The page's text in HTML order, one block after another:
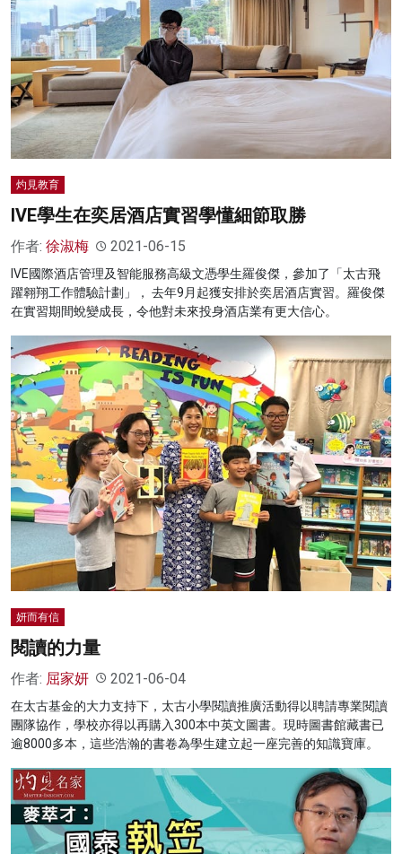
灼見教育
IVE學生在奕居酒店實習學懂細節取勝
作者: 徐淑梅 2021-06-15
IVE國際酒店管理及智能服務高級文憑學生羅俊傑，參加了「太古飛
躍翱翔工作體驗計劃」， 去年9月起獲安排於奕居酒店實習。羅俊傑
在實習期間蛻變成長，令他對未來投身酒店業有更大信心。
妍而有信
閱讀的力量
作者: 屈家妍 2021-06-04
在太古基金的大力支持下，太古小學閱讀推廣活動得以聘請專業閱讀
團隊協作，學校亦得以再購入300本中英文圖書。現時圖書館藏書已
逾8000多本，這些浩瀚的書卷為學生建立起一座完善的知識寶庫。